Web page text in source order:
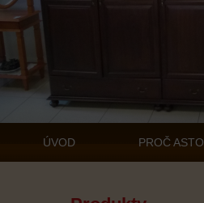
ÚVOD PROČ ASTO